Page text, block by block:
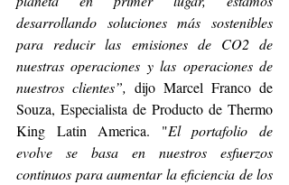
desarrollando soluciones más sostenibles
para reducir las emisiones de CO2 de
nuestras operaciones y las operaciones de
nuestros clientes”, dijo Marcel Franco de
Souza, Especialista de Producto de Thermo
King Latin America. "El portafolio de
evolve se basa en nuestros esfuerzos
continuos para aumentar la eficiencia de los